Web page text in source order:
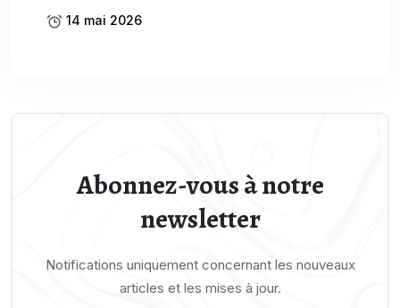
14 mai 2026
Abonnez-vous à notre
newsletter
Notifications uniquement concernant les nouveaux
articles et les mises à jour.